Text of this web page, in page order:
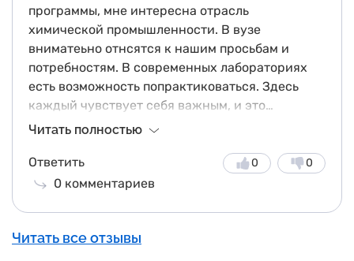
программы, мне интересна отрасль
химической промышленности. В вузе
вниматеьно отнсятся к нашим просьбам и
потребностям. В современных лабораториях
есть возможность попрактиковаться. Здесь
каждый чувствует себя важным, и это
ощущение придаёт уверенности.
Читать полностью
Ответить
0 комментариев
0
0
Читать все отзывы